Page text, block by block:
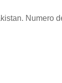
Numero